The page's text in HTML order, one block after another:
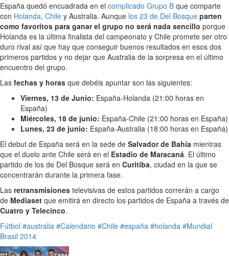
España quedó encuadrada en el complicado Grupo B que comparte
con Holanda, Chile y Australia. Aunque los 23 de Del Bosque parten
como favoritos para ganar el grupo no será nada sencillo porque
Holanda es la última finalista del campeonato y Chile promete ser otro
duro rival así que hay que conseguir buenos resultados en esos dos
primeros partidos y no dejar que Australia de la sorpresa en el último
encuentro del grupo.
Las fechas y horas que debéis apuntar son las siguientes:
Viernes, 13 de Junio: España-Holanda (21:00 horas en
España)
Miércoles, 18 de junio: España-Chile (21:00 horas en España)
Lunes, 23 de junio: España-Australia (18:00 horas en España)
El debut de España será en la sede de Salvador de Bahía mientras
que el duelo ante Chile será en el Estadio de Maracaná. El último
partido de los de Del Bosque será en Curitiba, ciudad en la que se
concentrarán durante la primera fase.
Las retransmisiones televisivas de estos partidos correrán a cargo
de Mediaset que emitirá en directo los partidos de España a través de
Cuatro y Telecinco.
Fútbol #australia #Calendario #Chile #españa #holanda #Mundial
Brasil 2014